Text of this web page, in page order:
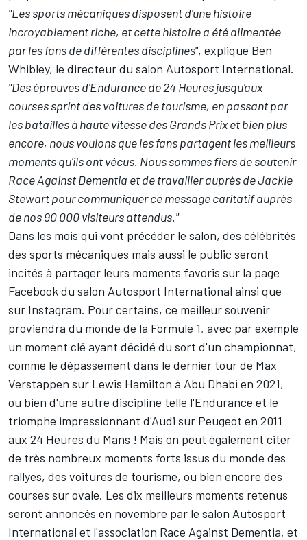
"Les sports mécaniques disposent d'une histoire
incroyablement riche, et cette histoire a été alimentée
par les fans de différentes disciplines", explique Ben
Whibley, le directeur du salon Autosport International.
"Des épreuves d'Endurance de 24 Heures jusqu'aux
courses sprint des voitures de tourisme, en passant par
les batailles à haute vitesse des Grands Prix et bien plus
encore, nous voulons que les fans partagent les meilleurs
moments qu'ils ont vécus. Nous sommes fiers de soutenir
Race Against Dementia et de travailler auprès de Jackie
Stewart pour communiquer ce message caritatif auprès
de nos 90 000 visiteurs attendus."
Dans les mois qui vont précéder le salon, des célébrités
des sports mécaniques mais aussi le public seront
incités à partager leurs moments favoris sur la page
Facebook du salon Autosport International ainsi que
sur Instagram. Pour certains, ce meilleur souvenir
proviendra du monde de la Formule 1, avec par exemple
un moment clé ayant décidé du sort d'un championnat,
comme le dépassement dans le dernier tour de Max
Verstappen sur Lewis Hamilton à Abu Dhabi en 2021,
ou bien d'une autre discipline telle l'Endurance et le
triomphe impressionnant d'Audi sur Peugeot en 2011
aux 24 Heures du Mans ! Mais on peut également citer
de très nombreux moments forts issus du monde des
rallyes, des voitures de tourisme, ou bien encore des
courses sur ovale. Les dix meilleurs moments retenus
seront annoncés en novembre par le salon Autosport
International et l'association Race Against Dementia, et